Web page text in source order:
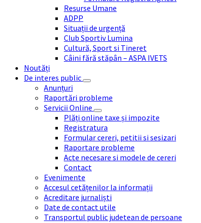
Resurse Umane
ADPP
Situații de urgență
Club Sportiv Lumina
Cultură, Sport si Tineret
Câini fără stăpân – ASPA IVETS
Noutăți
De interes public
Anunțuri
Raportări probleme
Servicii Online
Plăți online taxe și impozite
Registratura
Formular cereri, petitii si sesizari
Raportare probleme
Acte necesare si modele de cereri
Contact
Evenimente
Accesul cetățenilor la informații
Acreditare jurnaliști
Date de contact utile
Transportul public judetean de persoane